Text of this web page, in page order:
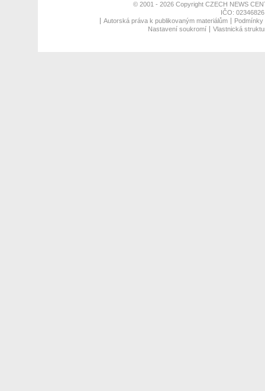
© 2001 - 2026 Copyright CZECH NEWS
IČO:
Autorská práva k publikovaným materiálům
Nastavení soukromí
Vlastnická